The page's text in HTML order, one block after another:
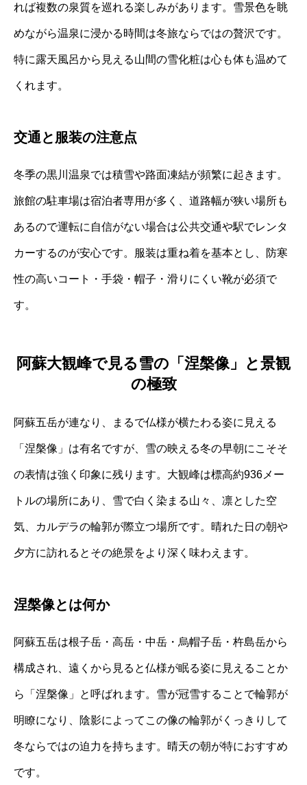
れば複数の泉質を巡れる楽しみがあります。雪景色を眺
めながら温泉に浸かる時間は冬旅ならではの贅沢です。
特に露天風呂から見える山間の雪化粧は心も体も温めて
くれます。
交通と服装の注意点
冬季の黒川温泉では積雪や路面凍結が頻繁に起きます。
旅館の駐車場は宿泊者専用が多く、道路幅が狭い場所も
あるので運転に自信がない場合は公共交通や駅でレンタ
カーするのが安心です。服装は重ね着を基本とし、防寒
性の高いコート・手袋・帽子・滑りにくい靴が必須で
す。
阿蘇大観峰で見る雪の「涅槃像」と景観
の極致
阿蘇五岳が連なり、まるで仏様が横たわる姿に見える
「涅槃像」は有名ですが、雪の映える冬の早朝にこそそ
の表情は強く印象に残ります。大観峰は標高約936メー
トルの場所にあり、雪で白く染まる山々、凛とした空
気、カルデラの輪郭が際立つ場所です。晴れた日の朝や
夕方に訪れるとその絶景をより深く味わえます。
涅槃像とは何か
阿蘇五岳は根子岳・高岳・中岳・烏帽子岳・杵島岳から
構成され、遠くから見ると仏様が眠る姿に見えることか
ら「涅槃像」と呼ばれます。雪が冠雪することで輪郭が
明瞭になり、陰影によってこの像の輪郭がくっきりして
冬ならではの迫力を持ちます。晴天の朝が特におすすめ
です。